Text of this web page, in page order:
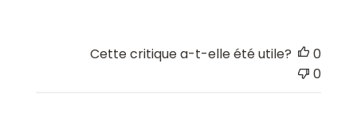
Cette critique a-t-elle été utile?
0
0